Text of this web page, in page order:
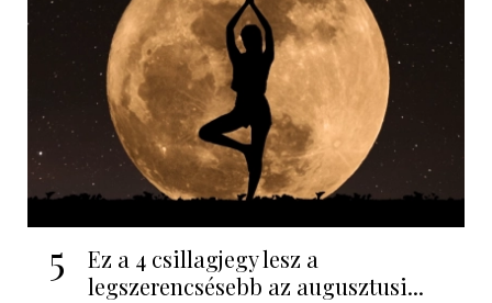
5
Ez a 4 csillagjegy lesz a
legszerencsésebb az augusztusi...